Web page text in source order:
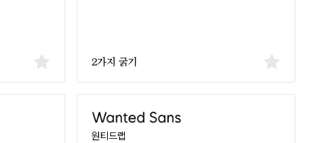
2가지 굵기
원티드랩